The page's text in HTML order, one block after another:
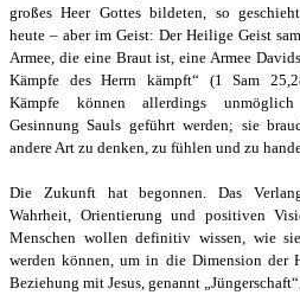
großes Heer Gottes bildeten, so
heute – aber im Geist: Der Heilige Geist
Armee, die eine Braut ist, eine Armee
Kämpfe des Herrn kämpft“ (1 Sam
Kämpfe können allerdings
Gesinnung Sauls geführt werden; sie
andere Art zu denken, zu fühlen und zu
Die Zukunft hat begonnen. Das
Wahrheit, Orientierung und positiven
Menschen wollen definitiv wissen, wie
werden können, um in die Dimension der
Beziehung mit Jesus, genannt